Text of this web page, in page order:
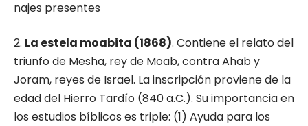
najes presentes
2. La estela moabita (1868). Contiene el rela­to del
triunfo de Mesha, rey de Moab, contra Ahab y
Joram, reyes de Israel. La inscripción proviene de la
edad del Hierro Tardío (840 a.C.). Su importancia en
los estudios bíblicos es triple: (1) Ayuda para los